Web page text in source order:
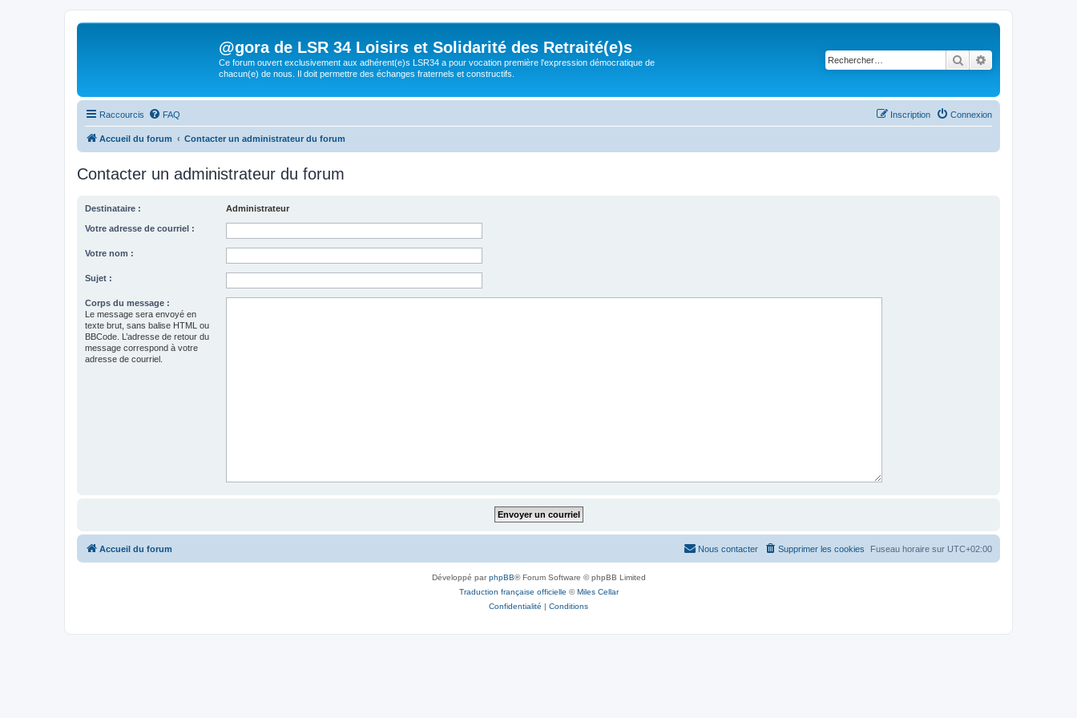
@gora de LSR 34 Loisirs et Solidarité des Retraité(e)s
Ce forum ouvert exclusivement aux adhérent(e)s LSR34 a pour vocation première l'expression démocratique de
chacun(e) de nous. Il doit permettre des échanges fraternels et constructifs.
Rechercher
Raccourcis FAQ Connexion
Inscription
Accueil du forum Contacter un administrateur du forum
Contacter un administrateur du forum
Destinataire : Administrateur
Votre adresse de courriel :
Votre nom :
Sujet :
Corps du message :
Le message sera envoyé en
texte brut, sans balise HTML ou
BBCode. L’adresse de retour du
message correspond à votre
adresse de courriel.
Accueil du forum Fuseau horaire sur UTC+02:00
Supprimer les cookies
Nous contacter
Développé parphpBB® Forum Software © phpBB Limited
Traduction française officielle ©Miles Cellar
Confidentialité | Conditions